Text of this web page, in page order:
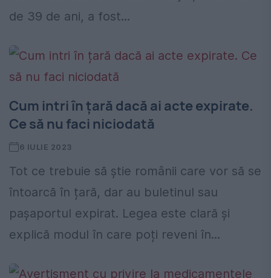
de 39 de ani, a fost...
Cum intri în țară dacă ai acte expirate.
Ce să nu faci niciodată
6 IULIE 2023
Tot ce trebuie să știe românii care vor să se
întoarcă în țară, dar au buletinul sau
pașaportul expirat. Legea este clară și
explică modul în care poți reveni în...